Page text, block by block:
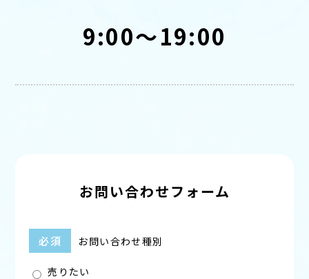
9:00～19:00
お問い合わせフォーム
お問い合わせ種別
必須
売りたい